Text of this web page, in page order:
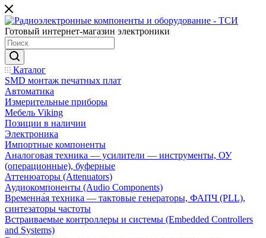
Готовый интернет-магазин электроники
Каталог
SMD монтаж печатных плат
Автоматика
Измерительные приборы
Мебель Viking
Позиции в наличии
Электроника
Импортные компоненты
Аналоговая техника — усилители — инструменты, ОУ
(операционные), буферные
Аттенюаторы (Attenuators)
Аудиокомпоненты (Audio Components)
Временна́я техника — тактовые генераторы, ФАПЧ (PLL),
синтезаторы частоты
Встраиваемые контроллеры и системы (Embedded Controllers
and Systems)